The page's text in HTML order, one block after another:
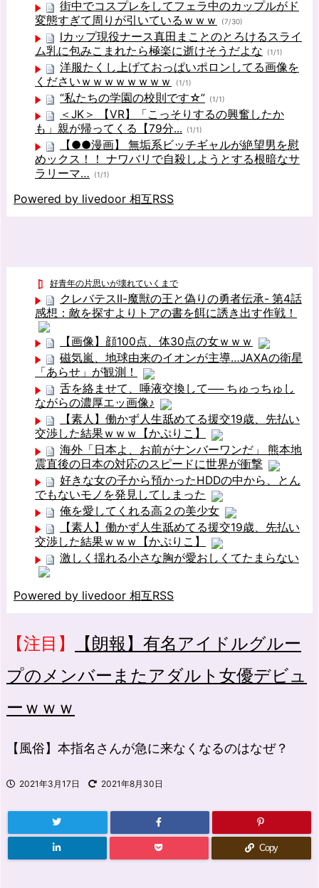
街中でコスプレをしてフェラ中のカップルがド
変態すぎて周りが引いているｗｗｗ
(7/30)
Iカップ現役ナース真田まことのとろけるスライ
ム乳に包みこまれたら極楽に逝けそうだよな
(1/1)
洋服たくし上げておっぱいポロンしてる画像を
くださいｗｗｗｗｗｗｗｗ
(1/1)
“私たちの学園の校則です☆” (1/1)
＜JK＞ 【VR】「こっそりするの興奮したか
も」親が帰ってくる【79分...
(1/1)
【●●漫画】 無垢系ビッチギャルが絶望男を慰
めックス！！ ナワバリで自殺しようとする根暗なサ
ラリーマ…
(1/1)
Powered by livedoor 相互RSS
好青年の片思いが壊れていくまで
クレバテスⅡ-魔獣の王と偽りの勇者伝承- 第4話
感想：敵を探すよりトアの書を餌に誘き出す作戦！
【画像】顔100点、体30点の女ｗｗｗ
磁気嵐、地球由来のイオンが主導…JAXAの衛星
「あらせ」が観測！
舌を絡ませて、唾液交換して── ちゅっちゅし
ながらの濃厚エッ画像♪
【素人】働かず人生舐めてる援交19歳、先払い
交渉した結果ｗｗｗ【かぷりこ】
海外「日本よ、お前がナンバーワンだ」 熊本地
震直後の日本の対応のスピードに世界が衝撃
好きな女の子から預かったHDDの中から、とん
でもないモノを発見してしまった
俺を愛してくれる高２の美少女
【素人】働かず人生舐めてる援交19歳、先払い
交渉した結果ｗｗｗ【かぷりこ】
激しく揺れる小さな胸が愛おしくてたまらない
Powered by livedoor 相互RSS
【注目】
【朗報】有名アイドルグルー
プのメンバーまたアダルト女優デビュ
ーｗｗｗ
【風俗】本指名さんが急に来なくなるのはなぜ？
2021年3月17日 2021年8月30日
Copy